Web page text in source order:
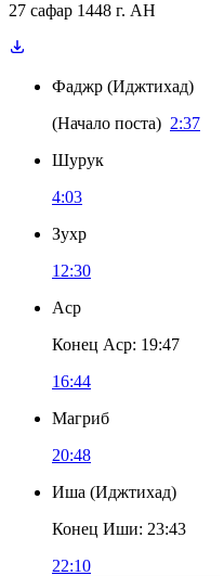
27 сафар 1448 г. AH
Фаджр (Иджтихад)
(Начало поста) 2:37
Шурук
4:03
Зухр
12:30
Аср
Конец Аср: 19:47
16:44
Магриб
20:48
Иша (Иджтихад)
Конец Иши: 23:43
22:10